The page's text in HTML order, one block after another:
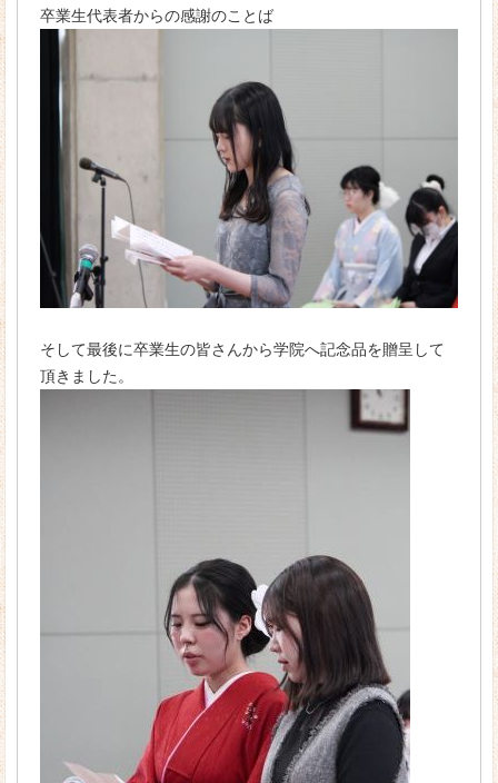
卒業生代表者からの感謝のことば
そして最後に卒業生の皆さんから学院へ記念品を贈呈して
頂きました。